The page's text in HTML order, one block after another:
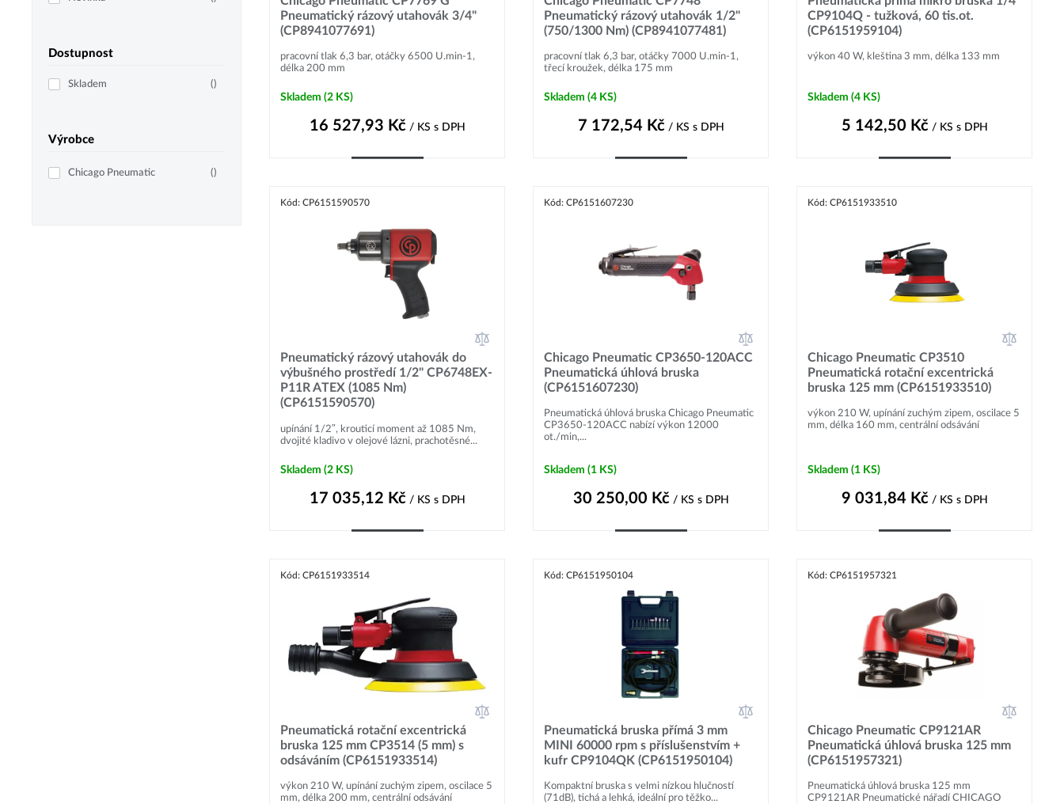
Brusky a leštičky
Nýtovací kleště, nýtovačky
Generátory
Přenosné kompresory
tak je můžete naleznout v sekci Výrobci
Dostupnost
Skladem ()
Výrobce
Chicago Pneumatic ()
Pneumatický rázový utahovák 3/4"
(CP8941077691)
pracovní tlak 6,3 bar, otáčky 6500 U.min-1,
délka 200 mm
Skladem (2 KS)
16 527,93 Kč/ KS s DPH
Pneumatický rázový utahovák 1/2"
(750/1300 Nm) (CP8941077481)
pracovní tlak 6,3 bar, otáčky 7000 U.min-1,
třecí kroužek, délka 175 mm
Skladem (4 KS)
7 172,54 Kč/ KS s DPH
CP9104Q - tužková, 60 tis.ot.
(CP6151959104)
výkon 40 W, kleština 3 mm, délka 133 mm
Skladem (4 KS)
5 142,50 Kč/ KS s DPH
Kód: CP6151590570
Pneumatický rázový utahovák do
výbušného prostředí 1/2" CP6748EX-
P11R ATEX (1085 Nm)
(CP6151590570)
upínání 1/2″, krouticí moment až 1085 Nm,
dvojité kladivo v olejové lázni, prachotěsné...
Skladem (2 KS)
17 035,12 Kč/ KS s DPH
Kód: CP6151607230
Chicago Pneumatic CP3650-120ACC
Pneumatická úhlová bruska
(CP6151607230)
Pneumatická úhlová bruska Chicago Pneumatic
CP3650-120ACC nabízí výkon 12000
ot./min,...
Skladem (1 KS)
30 250,00 Kč/ KS s DPH
Kód: CP6151933510
Chicago Pneumatic CP3510
Pneumatická rotační excentrická
bruska 125 mm (CP6151933510)
výkon 210 W, upínání zuchým zipem, oscilace 5
mm, délka 160 mm, centrální odsávání
Skladem (1 KS)
9 031,84 Kč/ KS s DPH
Kód: CP6151933514
Pneumatická rotační excentrická
bruska 125 mm CP3514 (5 mm) s
odsáváním (CP6151933514)
výkon 210 W, upínání zuchým zipem, oscilace 5
mm, délka 200 mm, centrální odsávání
Kód: CP6151950104
Pneumatická bruska přímá 3 mm
MINI 60000 rpm s příslušenstvím +
kufr CP9104QK (CP6151950104)
Kompaktní bruska s velmi nízkou hlučností
(71dB), tichá a lehká, ideální pro těžko...
Kód: CP6151957321
Chicago Pneumatic CP9121AR
Pneumatická úhlová bruska 125 mm
(CP6151957321)
Pneumatická úhlová bruska 125 mm
CP9121AR Pneumatické nářadí CHICAGO